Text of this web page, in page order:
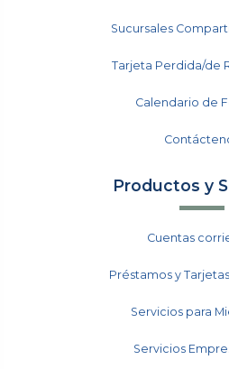
Sucursales
Tarjeta Perdida/de
Calendario de
Productos y
Cuentas
Préstamos y
Servicios para
Servicios